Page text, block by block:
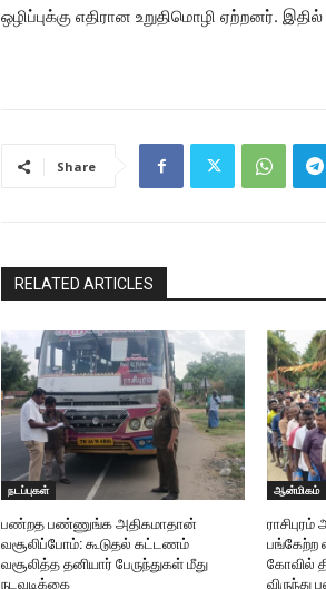
ஒழிப்புக்கு எதிரான உறுதிமொழி ஏற்றனர்.
Share
RELATED ARTICLES
நடப்புகள்
பண்றத பண்ணுங்க அதிகமாதான்
வசூலிப்போம்: கூடுதல் கட்டணம்
வசூலித்த தனியார் பேருந்துகள் மீது
நடவடிக்கை
ஆன்மிகம்
கோவில்
விருந்து